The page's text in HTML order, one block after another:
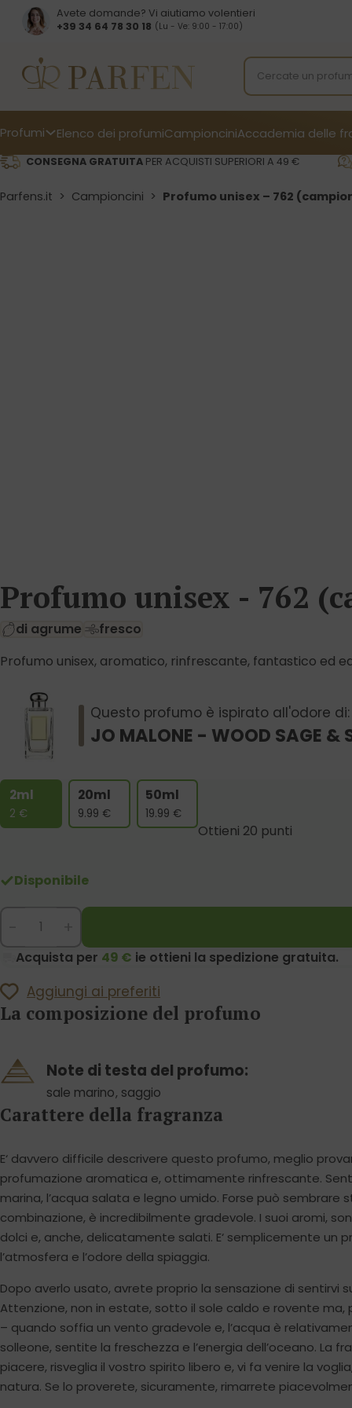
Avete domande? Vi aiutiamo volentieri
+39 34 64 78 30 18 (Lu - Ve: 9:00 - 17:00)
Profumi Elenco dei profumiCampionciniAccademia delle
CONSEGNA GRATUITA PER ACQUISTI SUPERIORI A 49 €
Parfens.it > Campioncini > Profumo unisex – 762
Profumo unisex - 762
di agrume
fresco
Profumo unisex, aromatico, rinfrescante, fantastico ed
Questo profumo è ispirato all'odore di:
JO MALONE - WOOD SAGE &
2ml
2 €
20ml
9.99 €
50ml
19.99 €
Ottieni 20 punti
Disponibile
Acquista per 49 € ie ottieni la spedizione gratuita.
Aggiungi ai preferiti
La composizione del profumo
Note di testa del profumo:
sale marino, saggio
Carattere della fragranza
E‘ davvero difficile descrivere questo profumo, meglio
profumazione aromatica e, ottimamente rinfrescante.
marina, l’acqua salata e legno umido. Forse può sembrare
combinazione, è incredibilmente gradevole. I suoi aromi,
dolci e, anche, delicatamente salati. E‘ semplicemente un
l’atmosfera e l’odore della spiaggia.
Dopo averlo usato, avrete proprio la sensazione di sentirvi
Attenzione, non in estate, sotto il sole caldo e rovente ma,
– quando soffia un vento gradevole e, l’acqua è
solleone, sentite la freschezza e l’energia dell’oceano. La
piacere, risveglia il vostro spirito libero e, vi fa venire la
natura. Se lo proverete, sicuramente, rimarrete